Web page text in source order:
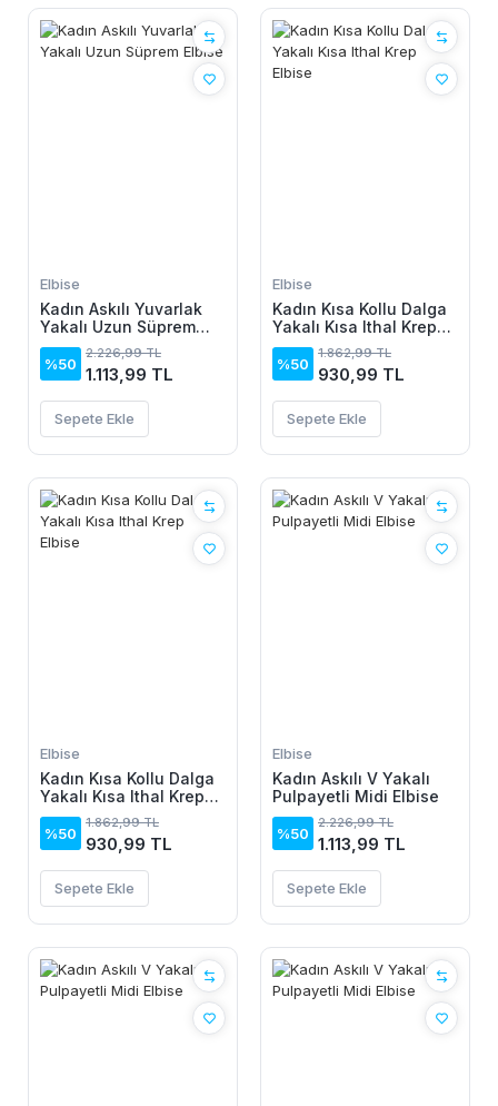
Elbise
Kadın Askılı Yuvarlak
Yakalı Uzun Süprem
Elbise
%50
2.226,99 TL
1.113,99 TL
Sepete Ekle
Elbise
Kadın Kısa Kollu Dalga
Yakalı Kısa Ithal Krep
Elbise
%50
1.862,99 TL
930,99 TL
Sepete Ekle
Elbise
Kadın Kısa Kollu Dalga
Yakalı Kısa Ithal Krep
Elbise
%50
1.862,99 TL
930,99 TL
Sepete Ekle
Elbise
Kadın Askılı V Yakalı
Pulpayetli Midi Elbise
%50
2.226,99 TL
1.113,99 TL
Sepete Ekle